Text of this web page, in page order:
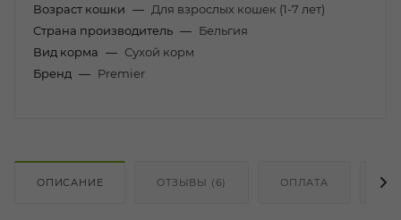
Возраст кошки — Для взрослых кошек (1-7 лет)
Страна производитель — Бельгия
Вид корма — Сухой корм
Бренд — Premier
ОПИСАНИЕ ОТЗЫВЫ (6) ОПЛАТА